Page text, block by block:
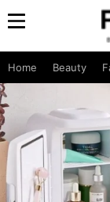
Home Beauty